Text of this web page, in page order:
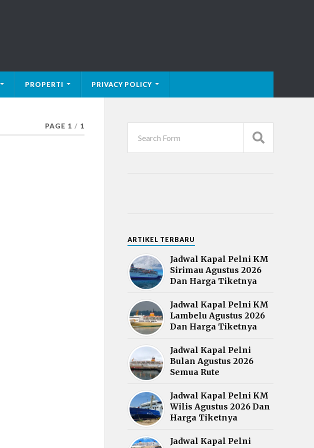
PROPERTI PRIVACY POLICY
PAGE 1 / 1
ARTIKEL TERBARU
Jadwal Kapal Pelni KM
Sirimau Agustus 2026
Dan Harga Tiketnya
Jadwal Kapal Pelni KM
Lambelu Agustus 2026
Dan Harga Tiketnya
Jadwal Kapal Pelni
Bulan Agustus 2026
Semua Rute
Jadwal Kapal Pelni KM
Wilis Agustus 2026 Dan
Harga Tiketnya
Jadwal Kapal Pelni